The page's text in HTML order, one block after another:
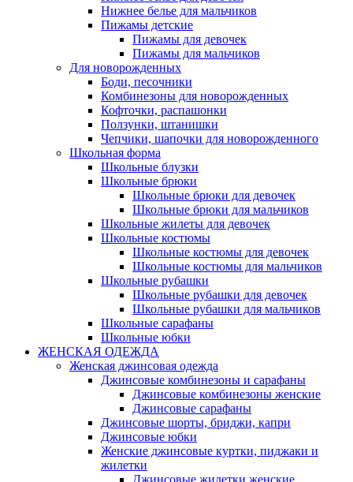
Нижнее белье для мальчиков
Пижамы детские
Пижамы для девочек
Пижамы для мальчиков
Для новорожденных
Боди, песочники
Комбинезоны для новорожденных
Кофточки, распашонки
Ползунки, штанишки
Чепчики, шапочки для новорожденного
Школьная форма
Школьные блузки
Школьные брюки
Школьные брюки для девочек
Школьные брюки для мальчиков
Школьные жилеты для девочек
Школьные костюмы
Школьные костюмы для девочек
Школьные костюмы для мальчиков
Школьные рубашки
Школьные рубашки для девочек
Школьные рубашки для мальчиков
Школьные сарафаны
Школьные юбки
ЖЕНСКАЯ ОДЕЖДА
Женская джинсовая одежда
Джинсовые комбинезоны и сарафаны
Джинсовые комбинезоны женские
Джинсовые сарафаны
Джинсовые шорты, бриджи, капри
Джинсовые юбки
Женские джинсовые куртки, пиджаки и
жилетки
Джинсовые жилетки женские